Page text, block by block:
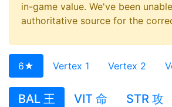
in-game value. We've been
authoritative source for the
6★ Vertex 1 Vertex 2
BAL 王 VIT 命 STR 攻